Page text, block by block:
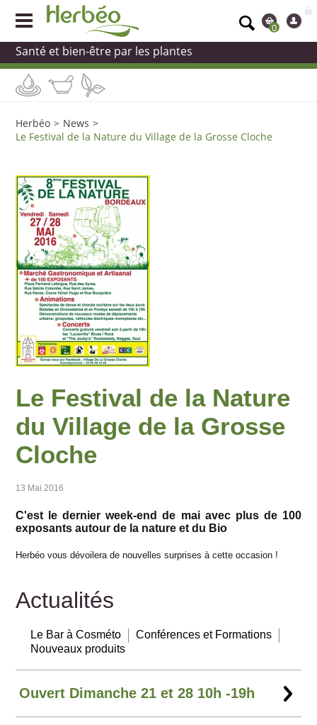
0
Santé et bien-être par les plantes
Herbéo > News >
Le Festival de la Nature du Village de la Grosse Cloche
Le Festival de la Nature
du Village de la Grosse
Cloche
13 Mai 2016
C'est le dernier week-end de mai avec plus de 100
exposants autour de la nature et du Bio
Herbéo vous dévoilera de nouvelles surprises à cette occasion !
Actualités
Le Bar à Cosméto
Conférences et Formations
Nouveaux produits
Ouvert Dimanche 21 et 28 10h -19h